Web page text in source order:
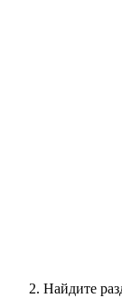
Найдите